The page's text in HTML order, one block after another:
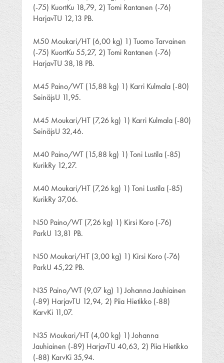
(-75) KuortKu 18,79, 2) Tomi Rantanen (-76)
HarjavTU 12,13 PB.
M50 Moukari/HT (6,00 kg) 1) Tuomo Tarvainen
(-75) KuortKu 55,27, 2) Tomi Rantanen (-76)
HarjavTU 38,18 PB.
M45 Paino/WT (15,88 kg) 1) Karri Kulmala (-80)
SeinäjsU 11,95.
M45 Moukari/HT (7,26 kg) 1) Karri Kulmala (-80)
SeinäjsU 32,46.
M40 Paino/WT (15,88 kg) 1) Toni Lustila (-85)
KurikRy 12,27.
M40 Moukari/HT (7,26 kg) 1) Toni Lustila (-85)
KurikRy 37,06.
N50 Paino/WT (7,26 kg) 1) Kirsi Koro (-76)
ParkU 13,81 PB.
N50 Moukari/HT (3,00 kg) 1) Kirsi Koro (-76)
ParkU 45,22 PB.
N35 Paino/WT (9,07 kg) 1) Johanna Jauhiainen
(-89) HarjavTU 12,94, 2) Piia Hietikko (-88)
KarvKi 11,07.
N35 Moukari/HT (4,00 kg) 1) Johanna
Jauhiainen (-89) HarjavTU 40,63, 2) Piia Hietikko
(-88) KarvKi 35,94.